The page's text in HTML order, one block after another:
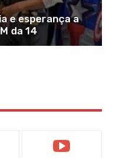
e esperança a
da 14